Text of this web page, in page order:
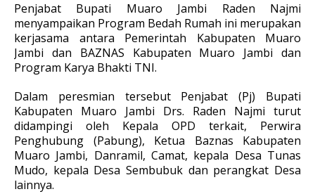
Penjabat Bupati Muaro Jambi Raden Najmi
menyampaikan Program Bedah Rumah ini merupakan
kerjasama antara Pemerintah Kabupaten Muaro
Jambi dan BAZNAS Kabupaten Muaro Jambi dan
Program Karya Bhakti TNI.
Dalam peresmian tersebut Penjabat (Pj) Bupati
Kabupaten Muaro Jambi Drs. Raden Najmi turut
didampingi oleh Kepala OPD terkait, Perwira
Penghubung (Pabung), Ketua Baznas Kabupaten
Muaro Jambi, Danramil, Camat, kepala Desa Tunas
Mudo, kepala Desa Sembubuk dan perangkat Desa
lainnya.